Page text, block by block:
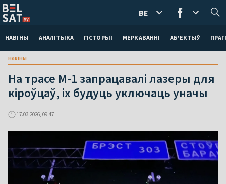
НАВІНЫ АНАЛІТЫКА ГІСТОРЫІ МЕРКАВАННI АБ'ЕКТЫЎ
BE
навіны
На трасе М-1 запрацавалі лазеры для
кіроўцаў, іх будуць уключаць уначы
17.03.2026, 09:47